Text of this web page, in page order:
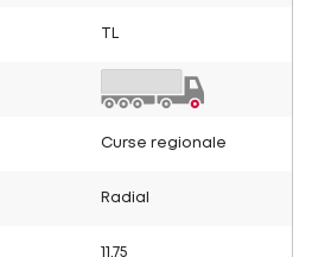
Curse regionale
Radial
11.75